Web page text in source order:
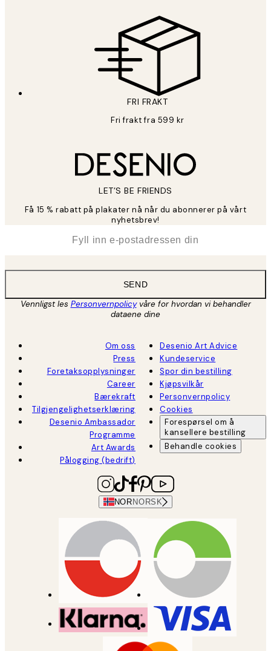
FRI FRAKT
Fri frakt fra 599 kr
LET’S BE FRIENDS
Få 15 % rabatt på plakater nå når du abonnerer på vårt
nyhetsbrev!
SEND
Vennligst les Personvernpolicyvåre for hvordan vi behandler
dataene dine
Om oss
Press
Foretaksopplysninger
Career
Bærekraft
Tilgjengelighetserklæring
Desenio Ambassador
Programme
Art Awards
Pålogging (bedrift)
Desenio Art Advice
Kundeservice
Spor din bestilling
Kjøpsvilkår
Personvernpolicy
Cookies
Forespørsel om å
kansellere bestilling
Behandle cookies
NOR NORSK